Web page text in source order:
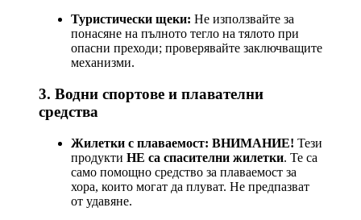
Туристически щеки: Не използвайте за
понасяне на пълното тегло на тялото при
опасни преходи; проверявайте заключващите
механизми.
3. Водни спортове и плавателни
средства
Жилетки с плаваемост: ВНИМАНИЕ! Тези
продукти НЕ са спасителни жилетки. Те са
само помощно средство за плаваемост за
хора, които могат да плуват. Не предпазват
от удавяне.